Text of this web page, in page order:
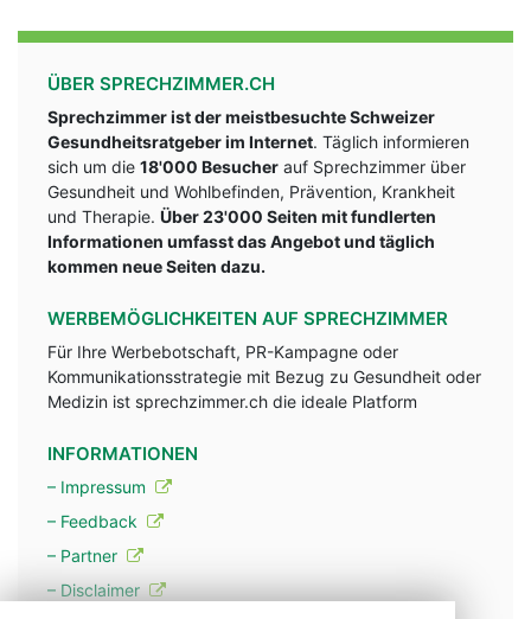
ÜBER SPRECHZIMMER.CH
Sprechzimmer ist der meistbesuchte Schweizer
Gesundheitsratgeber im Internet. Täglich informieren
sich um die 18'000 Besucher auf Sprechzimmer über
Gesundheit und Wohlbefinden, Prävention, Krankheit
und Therapie. Über 23'000 Seiten mit fundlerten
Informationen umfasst das Angebot und täglich
kommen neue Seiten dazu.
WERBEMÖGLICHKEITEN AUF SPRECHZIMMER
Für Ihre Werbebotschaft, PR-Kampagne oder
Kommunikationsstrategie mit Bezug zu Gesundheit oder
Medizin ist sprechzimmer.ch die ideale Platform
INFORMATIONEN
– Impressum
– Feedback
– Partner
– Disclaimer